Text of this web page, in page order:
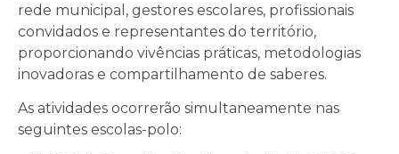
rede municipal, gestores escolares, profissionais
convidados e representantes do território,
proporcionando vivências práticas, metodologias
inovadoras e compartilhamento de saberes.
As atividades ocorrerão simultaneamente nas
seguintes escolas-polo: